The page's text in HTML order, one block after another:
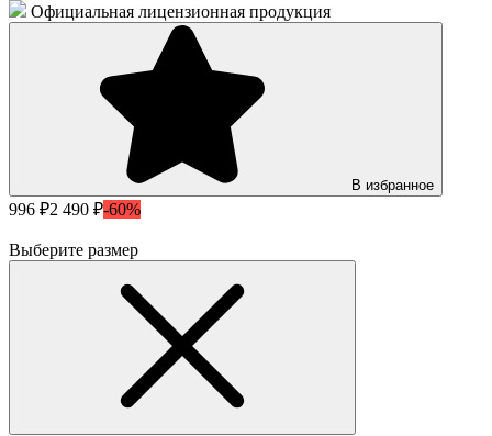
Официальная лицензионная продукция
В избранное
996 ₽2 490 ₽-60%
Выберите размер